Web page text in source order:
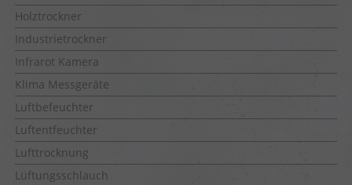
Holztrockner
Industrietrockner
Infrarot Kamera
Klima Messgeräte
Luftbefeuchter
Luftentfeuchter
Lufttrocknung
Lüftungsschlauch